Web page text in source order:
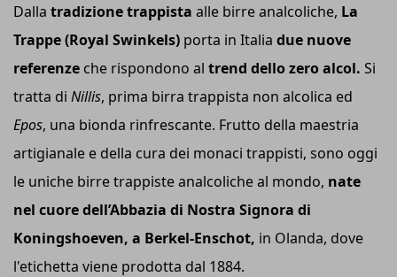
Dalla tradizione trappista alle birre analcoliche, La
Trappe (Royal Swinkels) porta in Italia due nuove
referenze che rispondono al trend dello zero alcol. Si
tratta di Nillis, prima birra trappista non alcolica ed
Epos, una bionda rinfrescante. Frutto della maestria
artigianale e della cura dei monaci trappisti, sono oggi
le uniche birre trappiste analcoliche al mondo, nate
nel cuore dell’Abbazia di Nostra Signora di
Koningshoeven, a Berkel-Enschot, in Olanda, dove
l'etichetta viene prodotta dal 1884.